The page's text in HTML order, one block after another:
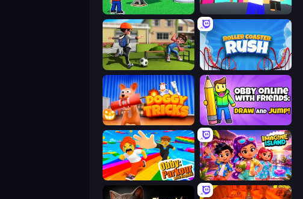
Obby: Click and Grow School Panic
The Prank King Roller Coaster Rush
Doggy Tricks
Obby: Parkour with Ragdoll Imagine Island